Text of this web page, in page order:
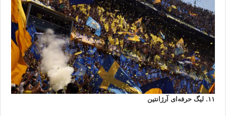
۱۱. لیگ حرفه‌ای آرژانتین